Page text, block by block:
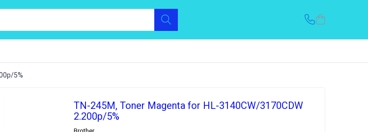
5%
TN-245M, Toner Magenta for HL-3140CW/3170CDW
2.200p/5%